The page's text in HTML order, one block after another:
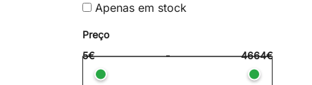
Apenas em stock
Preço
5€
- 4664€